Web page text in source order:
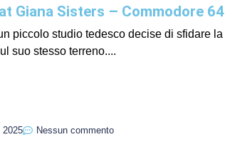
Giana Sisters – Commodore 64
piccolo studio tedesco decise di sfidare la
suo stesso terreno....
2025 Nessun commento